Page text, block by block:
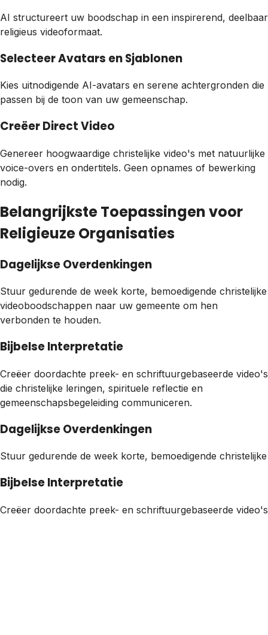
AI structureert uw boodschap in een inspirerend, deelbaar
religieus videoformaat.
Selecteer Avatars en Sjablonen
Kies uitnodigende AI-avatars en serene achtergronden die
passen bij de toon van uw gemeenschap.
Creëer Direct Video
Genereer hoogwaardige christelijke video's met natuurlijke
voice-overs en ondertitels. Geen opnames of bewerking
nodig.
Belangrijkste Toepassingen voor
Religieuze Organisaties
Dagelijkse Overdenkingen
Stuur gedurende de week korte, bemoedigende christelijke
videoboodschappen naar uw gemeente om hen
verbonden te houden.
Bijbelse Interpretatie
Creëer doordachte preek- en schriftuurgebaseerde video's
die christelijke leringen, spirituele reflectie en
gemeenschapsbegeleiding communiceren.
Dagelijkse Overdenkingen
Stuur gedurende de week korte, bemoedigende
Bijbelse Interpretatie
Creëer doordachte preek- en schriftuurgebaseerde